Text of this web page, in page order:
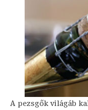
A pezsgők világáb